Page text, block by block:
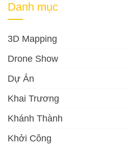
Danh mục
3D Mapping
Drone Show
Dự Án
Khai Trương
Khánh Thành
Khởi Công